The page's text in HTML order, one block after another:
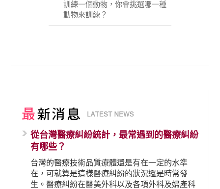
訓練一個動物，你會挑選哪一種
動物來訓練？
從台灣醫療糾紛統計，最常遇到的醫療糾紛
有哪些？
台灣的醫療技術品質療體還是有在一定的水準
在，可就算是這樣醫療糾紛的狀況還是時常發
生。醫療糾紛在醫美外科以及各項外科及婦產科